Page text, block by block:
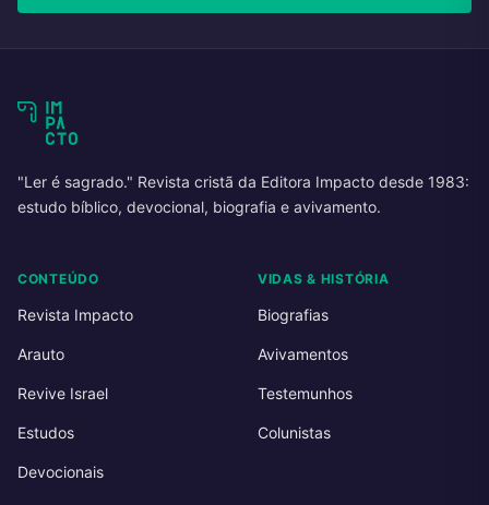
"Ler é sagrado." Revista cristã da Editora Impacto desde 1983:
estudo bíblico, devocional, biografia e avivamento.
CONTEÚDO
Revista Impacto
Arauto
Revive Israel
Estudos
Devocionais
VIDAS & HISTÓRIA
Biografias
Avivamentos
Testemunhos
Colunistas